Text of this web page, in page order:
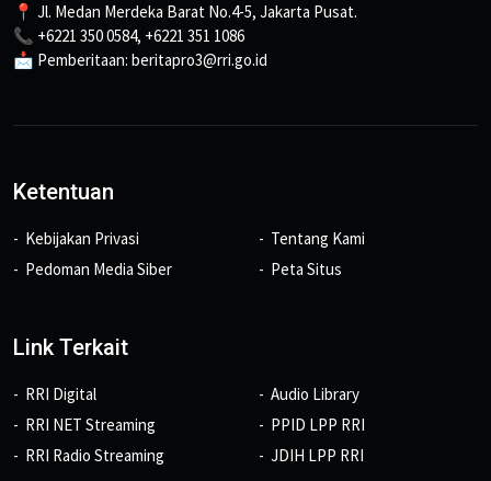
📍 Jl. Medan Merdeka Barat No.4-5, Jakarta Pusat.
📞 +6221 350 0584, +6221 351 1086
📩 Pemberitaan: beritapro3@rri.go.id
Ketentuan
Kebijakan Privasi
Pedoman Media Siber
Tentang Kami
Peta Situs
Link Terkait
RRI Digital
RRI NET Streaming
RRI Radio Streaming
Audio Library
PPID LPP RRI
JDIH LPP RRI